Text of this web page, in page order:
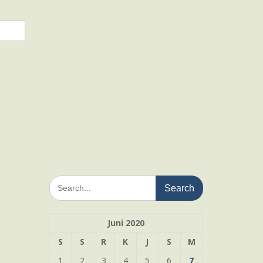
Search
for:
Juni 2020
S
S R K J S
M
1
2 3 4 5 6
7